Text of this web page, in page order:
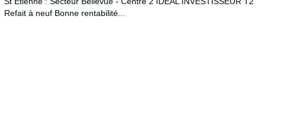
Refait à neuf Bonne rentabilité...